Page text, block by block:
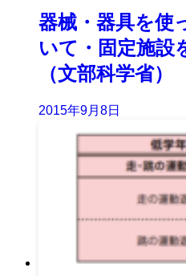
器械・器具を使
いて・固定施設
（文部科学省）
2015年9月8日